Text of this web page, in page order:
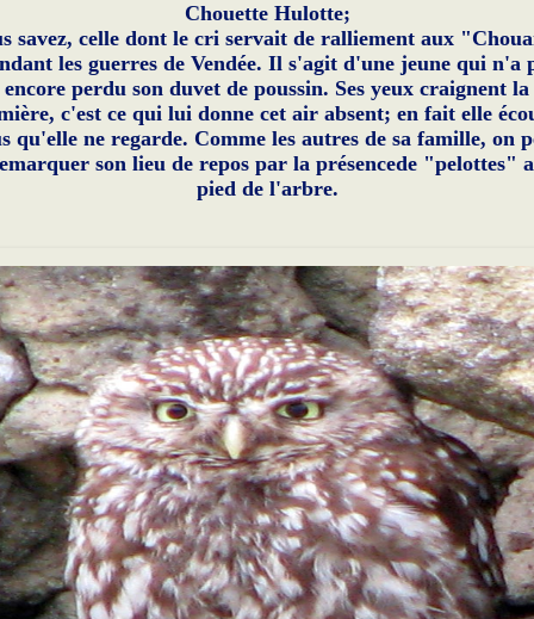
Chouette Hulotte;
savez, celle dont le cri servait de ralliement aux
les guerres de Vendée. Il s'agit d'une jeune qui n'a
encore perdu son duvet de poussin. Ses yeux craignent la
c'est ce qui lui donne cet air absent; en fait elle
qu'elle ne regarde. Comme les autres de sa famille, on
son lieu de repos par la présencede "pelottes"
pied de l'arbre.